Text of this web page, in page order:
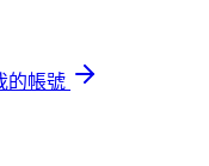
的帳號